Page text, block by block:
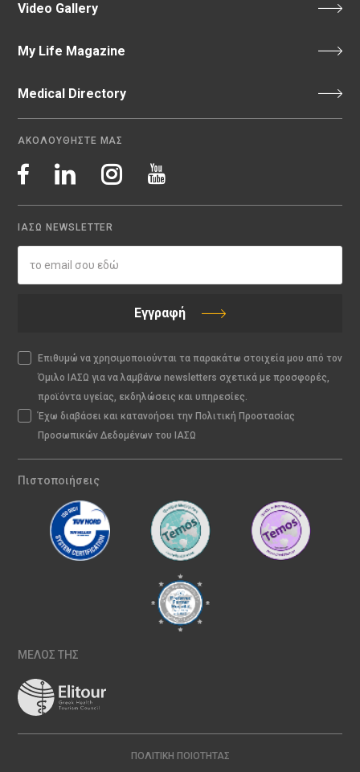
Video Gallery
My Life Magazine
Medical Directory
ΑΚΟΛΟΥΘΗΣΤΕ ΜΑΣ
ΙΑΣΩ NEWSLETTER
Εγγραφή
Επιθυμώ να χρησιμοποιούνται τα παρακάτω στοιχεία μου από τον
Όμιλο ΙΑΣΩ για να λαμβάνω newsletters σχετικά με προσφορές,
προϊόντα υγείας, εκδηλώσεις και υπηρεσίες.
Έχω διαβάσει και κατανοήσει την Πολιτική Προστασίας
Προσωπικών Δεδομένων του ΙΑΣΩ
Πιστοποιήσεις
ΜΕΛΟΣ ΤΗΣ
ΠΟΛΙΤΙΚΉ ΠΟΙΌΤΗΤΑΣ